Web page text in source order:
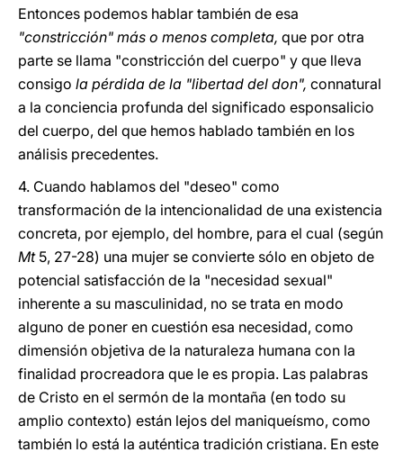
Entonces podemos hablar también de esa
"constricción" más o menos completa, que por otra
parte se llama "constricción del cuerpo" y que lleva
consigo la pérdida de la "libertad del don", connatural
a la conciencia profunda del significado esponsalicio
del cuerpo, del que hemos hablado también en los
análisis precedentes.
4. Cuando hablamos del "deseo" como
transformación de la intencionalidad de una existencia
concreta, por ejemplo, del hombre, para el cual (según
Mt5, 27-28) una mujer se convierte sólo en objeto de
potencial satisfacción de la "necesidad sexual"
inherente a su masculinidad, no se trata en modo
alguno de poner en cuestión esa necesidad, como
dimensión objetiva de la naturaleza humana con la
finalidad procreadora que le es propia. Las palabras
de Cristo en el sermón de la montaña (en todo su
amplio contexto) están lejos del maniqueísmo, como
también lo está la auténtica tradición cristiana. En este